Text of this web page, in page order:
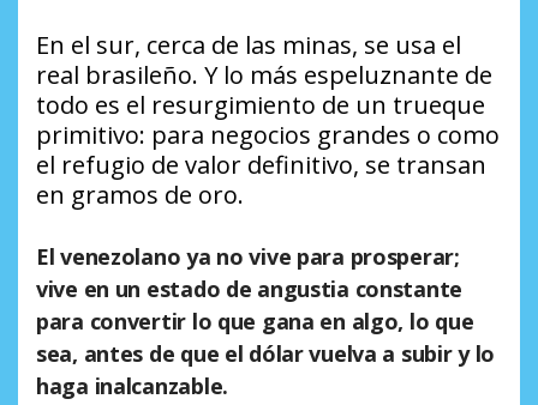
En el sur, cerca de las minas, se usa el
real brasileño. Y lo más espeluznante de
todo es el resurgimiento de un trueque
primitivo: para negocios grandes o como
el refugio de valor definitivo, se transan
en gramos de oro.
​El venezolano ya no vive para prosperar;
vive en un estado de angustia constante
para convertir lo que gana en algo, lo que
sea, antes de que el dólar vuelva a subir y lo
haga inalcanzable.